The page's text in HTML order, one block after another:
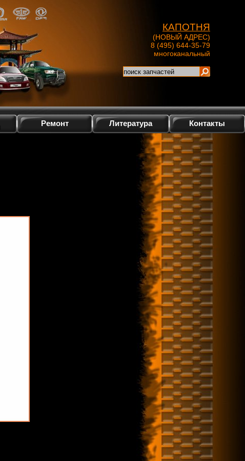
КАПОТНЯ
(НОВЫЙ АДРЕС)
8 (495) 644-35-79
многоканальный
Ремонт Литература Контакты